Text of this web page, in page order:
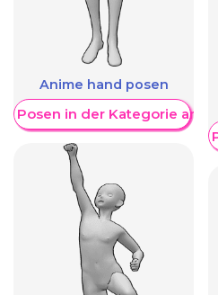
Anime hand posen
Posen in der Kategorie
Weitere